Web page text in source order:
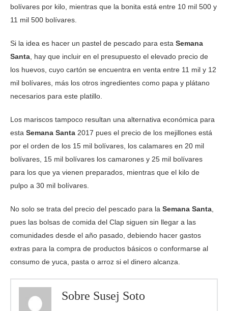
bolívares por kilo, mientras que la bonita está entre 10 mil 500 y
11 mil 500 bolívares.
Si la idea es hacer un pastel de pescado para esta Semana
Santa , hay que incluir en el presupuesto el elevado precio de
los huevos, cuyo cartón se encuentra en venta entre 11 mil y 12
mil bolívares, más los otros ingredientes como papa y plátano
necesarios para este platillo.
Los mariscos tampoco resultan una alternativa económica para
esta Semana Santa 2017 pues el precio de los mejillones está
por el orden de los 15 mil bolívares, los calamares en 20 mil
bolívares, 15 mil bolívares los camarones y 25 mil bolívares
para los que ya vienen preparados, mientras que el kilo de
pulpo a 30 mil bolívares.
No solo se trata del precio del pescado para la Semana Santa
pues las bolsas de comida del Clap siguen sin llegar a las
comunidades desde el año pasado, debiendo hacer gastos
extras para la compra de productos básicos o conformarse al
consumo de yuca, pasta o arroz si el dinero alcanza.
Sobre Susej Soto